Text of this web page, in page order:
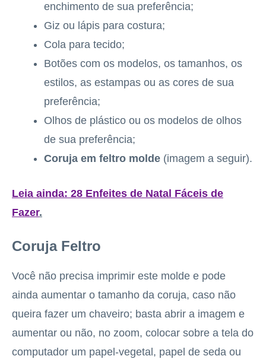
enchimento de sua preferência;
Giz ou lápis para costura;
Cola para tecido;
Botões com os modelos, os tamanhos, os
estilos, as estampas ou as cores de sua
preferência;
Olhos de plástico ou os modelos de olhos
de sua preferência;
Coruja em feltro molde (imagem a seguir).
Leia ainda: 28 Enfeites de Natal Fáceis de
Fazer.
Coruja Feltro
Você não precisa imprimir este molde e pode
ainda aumentar o tamanho da coruja, caso não
queira fazer um chaveiro; basta abrir a imagem e
aumentar ou não, no zoom, colocar sobre a tela do
computador um papel-vegetal, papel de seda ou